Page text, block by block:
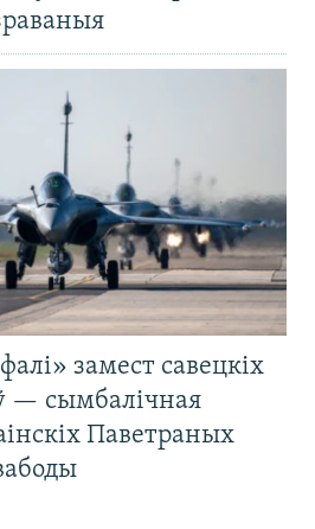
замест савецкіх
— сымбалічная
Паветраных